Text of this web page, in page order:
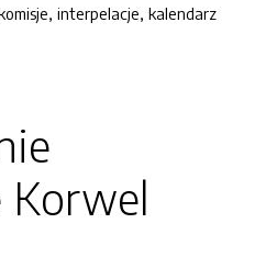
interpelacje, kalendarz
Korwel